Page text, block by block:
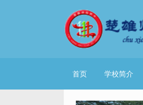
首页 学校简介